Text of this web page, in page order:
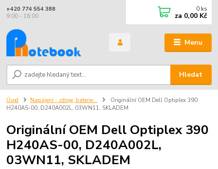
Menu
Hledat
+420 774 554 388
9:00 - 16:00
0 ks
za 0,00 Kč
Úvod Napájení - zdroje, baterie...
Originální OEM Dell Optiplex 390
H240AS-00, D240A002L, 03WN11, SKLADEM
Originální OEM Dell Optiplex 390
H240AS-00, D240A002L,
03WN11, SKLADEM